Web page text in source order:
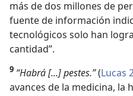
más de dos millones de
fuente de información
tecnológicos solo han
cantidad”.
9 “Habrá [...] pestes.”(Lucas
avances de la medicina, la